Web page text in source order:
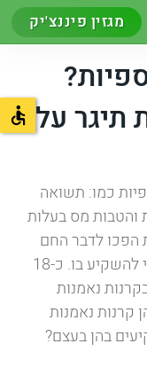
מגזין פיננצ'יק
תיגר על
כמו: תשואה
והטבות מס בעלות
הפכו לדבר החם
ביותר עבור כל מי שמחפש אפיק סולידי להשקיע בו. כ-18
נאמנות
קרנות נאמנות
בהן בעצם?